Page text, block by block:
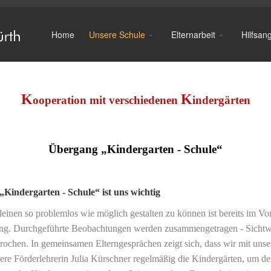
Home Unsere Schule Elternarbeit
Kooperation mit verschiedenen Kindergärten
Übergang „Kindergarten - Schule“
- Schule“ ist uns wichtig
so problemlos wie möglich gestalten zu können ist bereits im
Durchgeführte Beobachtungen werden zusammengetragen -
In gemeinsamen Elterngesprächen zeigt sich, dass wir mit
Förderlehrerin Julia Kürschner regelmäßig die Kindergärten, um